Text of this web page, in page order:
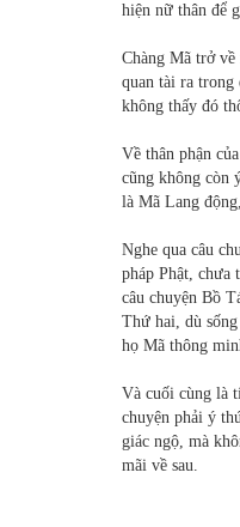
hiện nữ thân để
Chàng Mã trở
quan tài ra
không thấy đó
Về thân phận
cũng không còn
là Mã Lang
Nghe qua câu
pháp Phật,
câu chuyện Bồ
Thứ hai, dù
họ Mã thông
Và cuối cùng là
chuyện phải ý
giác ngộ, mà
mãi về sau.